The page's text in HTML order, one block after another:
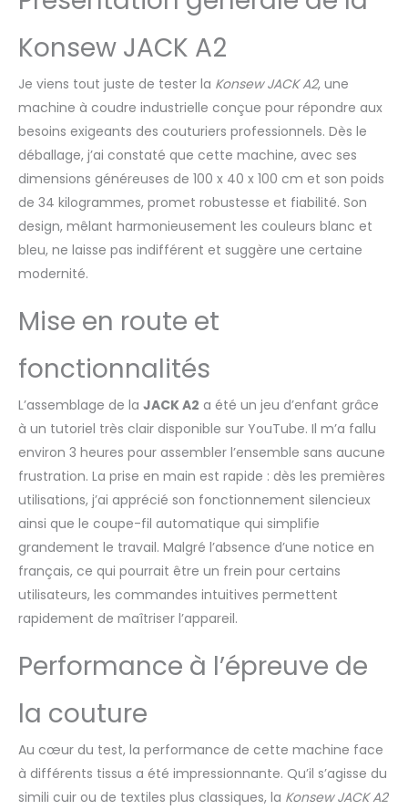
omnidirectionnelle, réduit la
tissus légers et lourds
Konsew JACK A2
Je viens tout juste de tester la Konsew JACK A2, une
machine à coudre industrielle conçue pour répondre aux
besoins exigeants des couturiers professionnels. Dès le
déballage, j’ai constaté que cette machine, avec ses
dimensions généreuses de 100 x 40 x 100 cm et son poids
de 34 kilogrammes, promet robustesse et fiabilité. Son
design, mêlant harmonieusement les couleurs blanc et
bleu, ne laisse pas indifférent et suggère une certaine
modernité.
Mise en route et
fonctionnalités
L’assemblage de la JACK A2 a été un jeu d’enfant grâce
à un tutoriel très clair disponible sur YouTube. Il m’a fallu
environ 3 heures pour assembler l’ensemble sans aucune
frustration. La prise en main est rapide : dès les premières
utilisations, j’ai apprécié son fonctionnement silencieux
ainsi que le coupe-fil automatique qui simplifie
grandement le travail. Malgré l’absence d’une notice en
français, ce qui pourrait être un frein pour certains
utilisateurs, les commandes intuitives permettent
rapidement de maîtriser l’appareil.
Performance à l’épreuve de
la couture
Au cœur du test, la performance de cette machine face
à différents tissus a été impressionnante. Qu’il s’agisse du
simili cuir ou de textiles plus classiques, la Konsew JACK A2